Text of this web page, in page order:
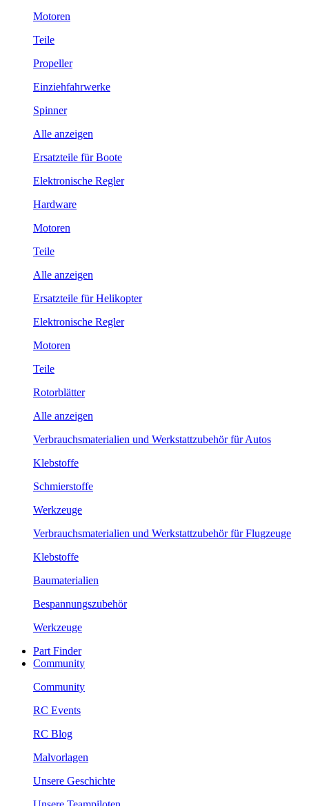
Motoren
Teile
Propeller
Einziehfahrwerke
Spinner
Alle anzeigen
Ersatzteile für Boote
Elektronische Regler
Hardware
Motoren
Teile
Alle anzeigen
Ersatzteile für Helikopter
Elektronische Regler
Motoren
Teile
Rotorblätter
Alle anzeigen
Verbrauchsmaterialien und Werkstattzubehör für Autos
Klebstoffe
Schmierstoffe
Werkzeuge
Verbrauchsmaterialien und Werkstattzubehör für Flugzeuge
Klebstoffe
Baumaterialien
Bespannungszubehör
Werkzeuge
Part Finder
Community
Community
RC Events
RC Blog
Malvorlagen
Unsere Geschichte